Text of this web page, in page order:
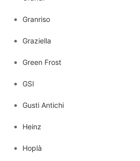
Granriso
Graziella
Green Frost
GSI
Gusti Antichi
Heinz
Hoplà